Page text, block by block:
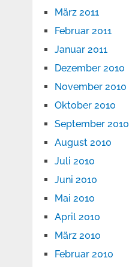
März 2011
Februar 2011
Januar 2011
Dezember 2010
November 2010
Oktober 2010
September 2010
August 2010
Juli 2010
Juni 2010
Mai 2010
April 2010
März 2010
Februar 2010